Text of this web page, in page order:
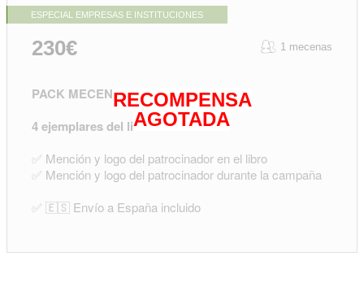
ESPECIAL EMPRESAS E INSTITUCIONES
230€ 1 mecenas
PACK MECENAS ESPECIAL
4 ejemplares del libro
✅ Mención y logo del patrocinador en el libro
✅ Mención y logo del patrocinador durante la campaña
✅ 🇪🇸 Envío a España incluido
RECOMPENSA
AGOTADA